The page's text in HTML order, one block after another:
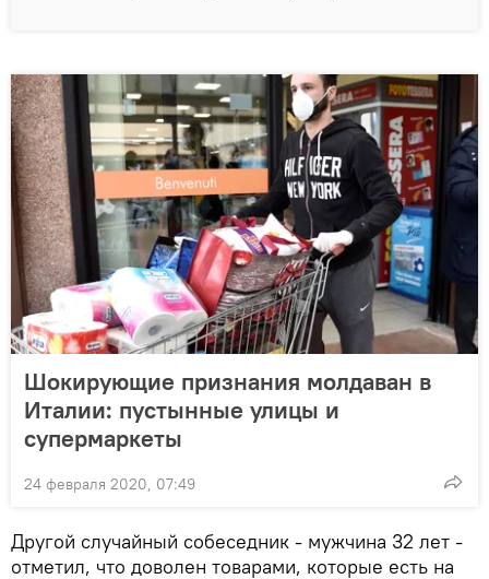
Шокирующие признания молдаван в
Италии: пустынные улицы и
супермаркеты
24 февраля 2020, 07:49
Другой случайный собеседник - мужчина 32 лет -
отметил, что доволен товарами, которые есть на